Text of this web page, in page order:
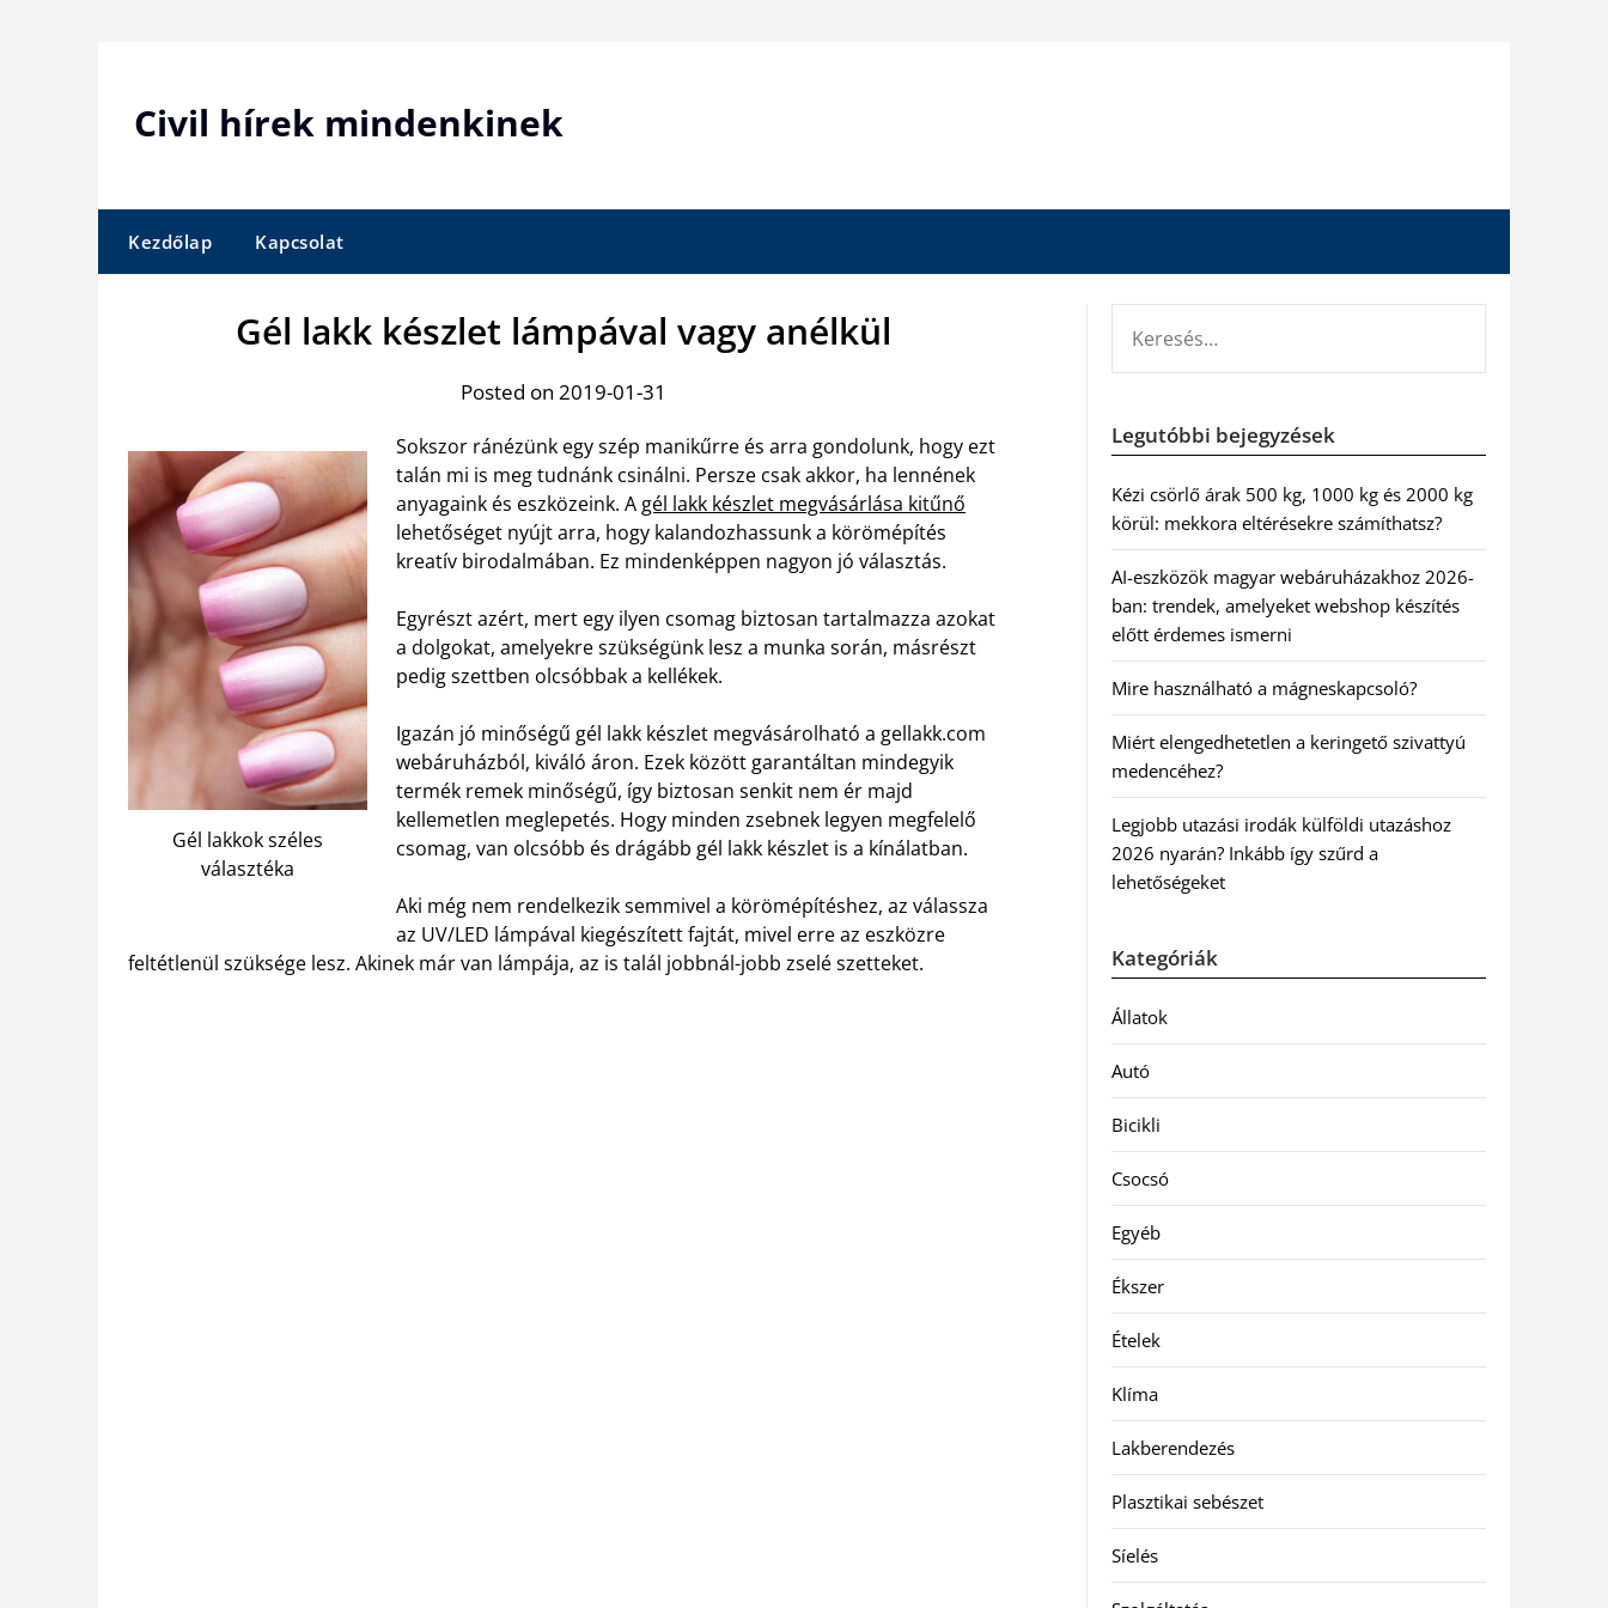
Civil hírek mindenkinek
Kezdőlap Kapcsolat
Gél lakk készlet lámpával vagy anélkül
Posted on 2019-01-31
Gél lakkok széles
választéka
Sokszor ránézünk egy szép manikűrre és arra gondolunk, hogy ezt
talán mi is meg tudnánk csinálni. Persze csak akkor, ha lennének
anyagaink és eszközeink. A gél lakk készlet megvásárlása kitűnő
lehetőséget nyújt arra, hogy kalandozhassunk a körömépítés
kreatív birodalmában. Ez mindenképpen nagyon jó választás.
Egyrészt azért, mert egy ilyen csomag biztosan tartalmazza azokat
a dolgokat, amelyekre szükségünk lesz a munka során, másrészt
pedig szettben olcsóbbak a kellékek.
Igazán jó minőségű gél lakk készlet megvásárolható a gellakk.com
webáruházból, kiváló áron. Ezek között garantáltan mindegyik
termék remek minőségű, így biztosan senkit nem ér majd
kellemetlen meglepetés. Hogy minden zsebnek legyen megfelelő
csomag, van olcsóbb és drágább gél lakk készlet is a kínálatban.
Aki még nem rendelkezik semmivel a körömépítéshez, az válassza
az UV/LED lámpával kiegészített fajtát, mivel erre az eszközre
feltétlenül szüksége lesz. Akinek már van lámpája, az is talál jobbnál-jobb zselé szetteket.
Legutóbbi bejegyzések
Kézi csörlő árak 500 kg, 1000 kg és 2000 kg
körül: mekkora eltérésekre számíthatsz?
AI-eszközök magyar webáruházakhoz 2026-
ban: trendek, amelyeket webshop készítés
előtt érdemes ismerni
Mire használható a mágneskapcsoló?
Miért elengedhetetlen a keringető szivattyú
medencéhez?
Legjobb utazási irodák külföldi utazáshoz
2026 nyarán? Inkább így szűrd a
lehetőségeket
Kategóriák
Állatok
Autó
Bicikli
Csocsó
Egyéb
Ékszer
Ételek
Klíma
Lakberendezés
Plasztikai sebészet
Síelés